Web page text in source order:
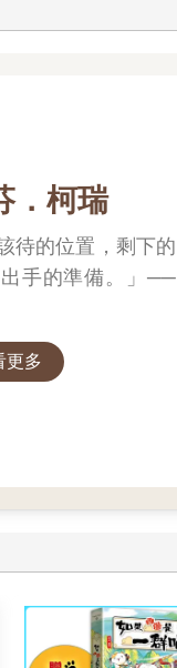
．柯瑞
待的位置，剩下的
手的準備。」──
更多